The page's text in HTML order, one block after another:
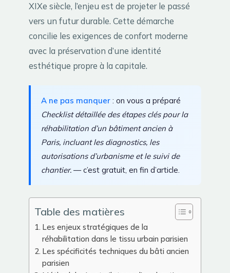
XIXe siècle, l’enjeu est de projeter le passé
vers un futur durable. Cette démarche
concilie les exigences de confort moderne
avec la préservation d’une identité
esthétique propre à la capitale.
A ne pas manquer : on vous a préparé
Checklist détaillée des étapes clés pour la
réhabilitation d’un bâtiment ancien à
Paris, incluant les diagnostics, les
autorisations d’urbanisme et le suivi de
chantier. — c’est gratuit, en fin d’article.
Table des matières
Les enjeux stratégiques de la
réhabilitation dans le tissu urbain parisien
Les spécificités techniques du bâti ancien
parisien